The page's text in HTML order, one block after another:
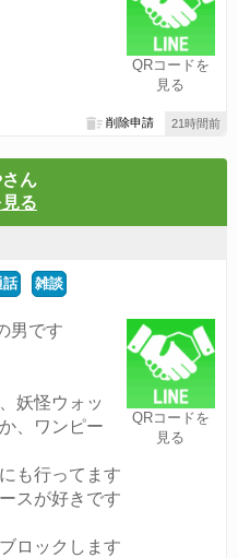
QRコードを
見る
21時間前
削除申請
ん
る
話 雑談
QRコードを
見る
男です
妖怪ウォッ
、ワンピー
も行ってます
スが好きです
ロックします